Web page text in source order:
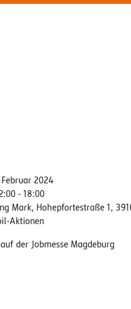
Februar 2024
- 18:00
Mark, Hohepfortestraße 1,
Aktionen
der Jobmesse Magdeburg